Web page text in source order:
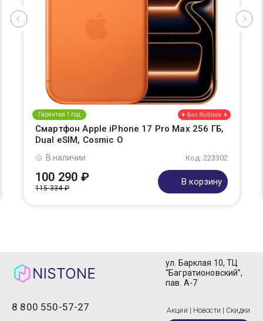
Гарантия 1 год
Смартфон Apple iPhone 17 Pro Max 256 ГБ,
Dual eSIM, Cosmic O
Код: 223302
В наличии
100 290 ₽
115 334 ₽
В корзину
8 800 550-57-27
ул. Барклая 10, ТЦ
“Багратионовский”,
пав. А-7
Акции | Новости | Скидки